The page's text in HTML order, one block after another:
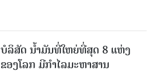
ບໍລິສັດ ນ້ຳມັນທີ່ໃຫຍ່ທີ່ສຸດ 8 ແຫ່ງ
ຂອງໂລກ ມີກຳໄລມະຫາສານ